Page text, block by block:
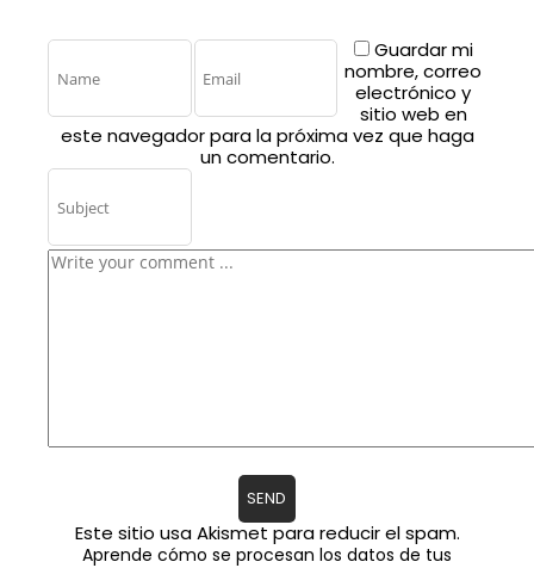
Guardar mi
nombre, correo
electrónico y
sitio web en
este navegador para la próxima vez que haga
un comentario.
Este sitio usa Akismet para reducir el spam.
Aprende cómo se procesan los datos de tus